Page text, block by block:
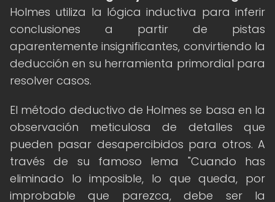
Holmes utiliza la lógica inductiva para inferir
conclusiones a partir de pistas
aparentemente insignificantes, convirtiendo la
deducción en su herramienta primordial para
resolver casos.
El método deductivo de Holmes se basa en la
observación meticulosa de detalles que
pueden pasar desapercibidos para otros. A
través de su famoso lema "Cuando has
eliminado lo imposible, lo que queda, por
improbable que parezca, debe ser la